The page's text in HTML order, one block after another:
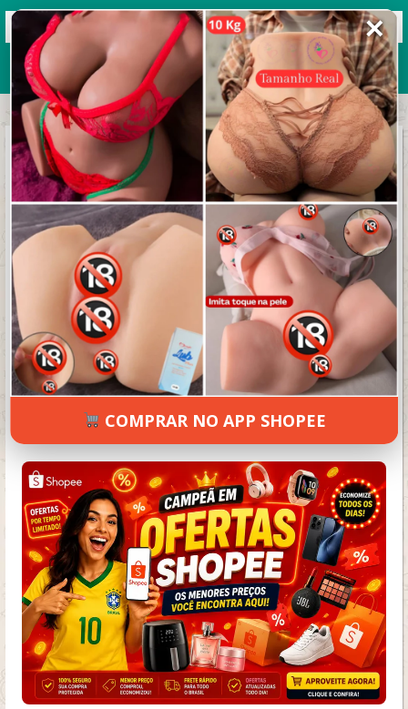
Grupos de WhatsApp 2026
+ Enviar grupo
Publicidades
4.8/5 (39 avaliações)
✕
COMPRAR NO APP SHOPEE